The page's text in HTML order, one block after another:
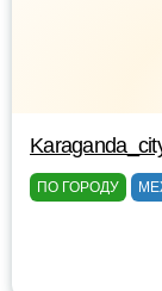
ПО ГОРОДУ